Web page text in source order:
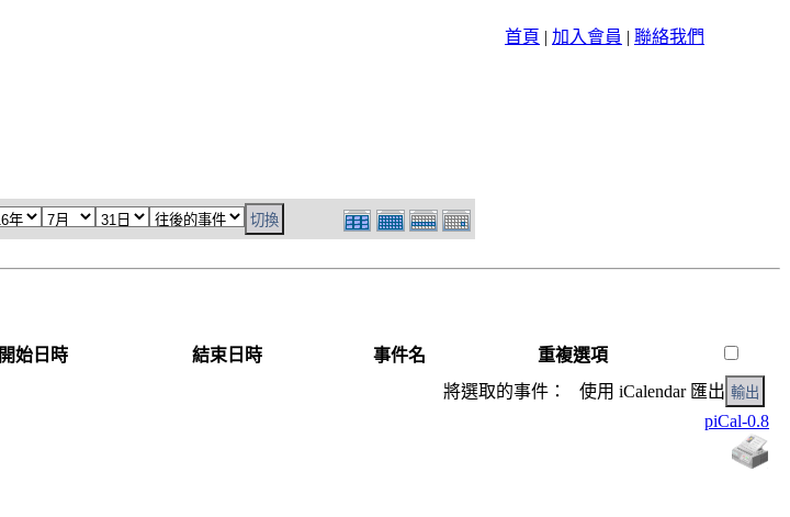
首頁 | 加入會員 | 聯絡我們
開始日時 結束日時 事件名
重複選項
將選取的事件： 使用 iCalendar 匯出
piCal-0.8